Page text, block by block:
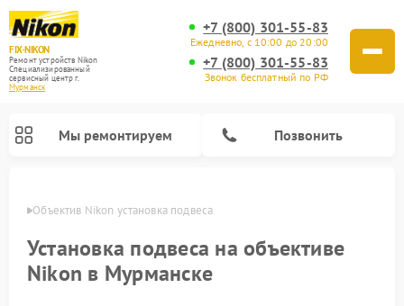
FIX-NIKON
Ремонт устройств Nikon
Специализированный
cервисный центр г.
Мурманск
+7 (800) 301-55-83
Ежедневно, с 10:00 до 20:00
+7 (800) 301-55-83
Звонок бесплатный по РФ
Мы ремонтируем Позвонить
Объектив Nikon установка подвеса
Установка подвеса на объективе
Nikon в Мурманске